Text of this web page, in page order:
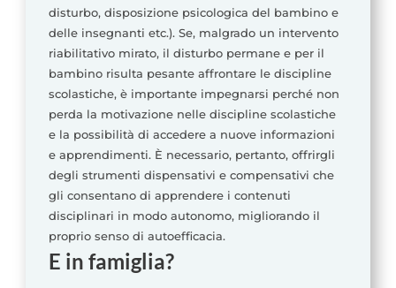
disturbo, disposizione psicologica del bambino e
delle insegnanti etc.). Se, malgrado un intervento
riabilitativo mirato, il disturbo permane e per il
bambino risulta pesante affrontare le discipline
scolastiche, è importante impegnarsi perché non
perda la motivazione nelle discipline scolastiche
e la possibilità di accedere a nuove informazioni
e apprendimenti. È necessario, pertanto, offrirgli
degli strumenti dispensativi e compensativi che
gli consentano di apprendere i contenuti
disciplinari in modo autonomo, migliorando il
proprio senso di autoefficacia.
E in famiglia?